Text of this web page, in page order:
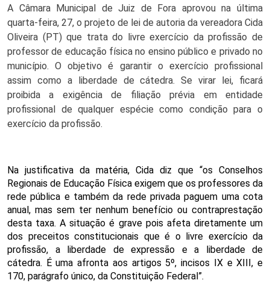
A Câmara Municipal de Juiz de Fora aprovou na última
quarta-feira, 27, o projeto de lei de autoria da vereadora Cida
Oliveira (PT) que trata do livre exercício da profissão de
professor de educação física no ensino público e privado no
município. O objetivo é garantir o exercício profissional
assim como a liberdade de cátedra. Se virar lei, ficará
proibida a exigência de filiação prévia em entidade
profissional de qualquer espécie como condição para o
exercício da profissão.
Na justificativa da matéria, Cida diz que “os Conselhos
Regionais de Educação Física exigem que os professores da
rede pública e também da rede privada paguem uma cota
anual, mas sem ter nenhum benefício ou contraprestação
desta taxa. A situação é grave pois afeta diretamente um
dos preceitos constitucionais que é o livre exercício da
profissão, a liberdade de expressão e a liberdade de
cátedra. É uma afronta aos artigos 5º, incisos IX e XIII, e
170, parágrafo único, da Constituição Federal”.